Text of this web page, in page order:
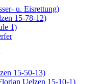
u. Eisrettung)
15-78-12)
1)
15-50-13)
Uelzen 15-10-1)